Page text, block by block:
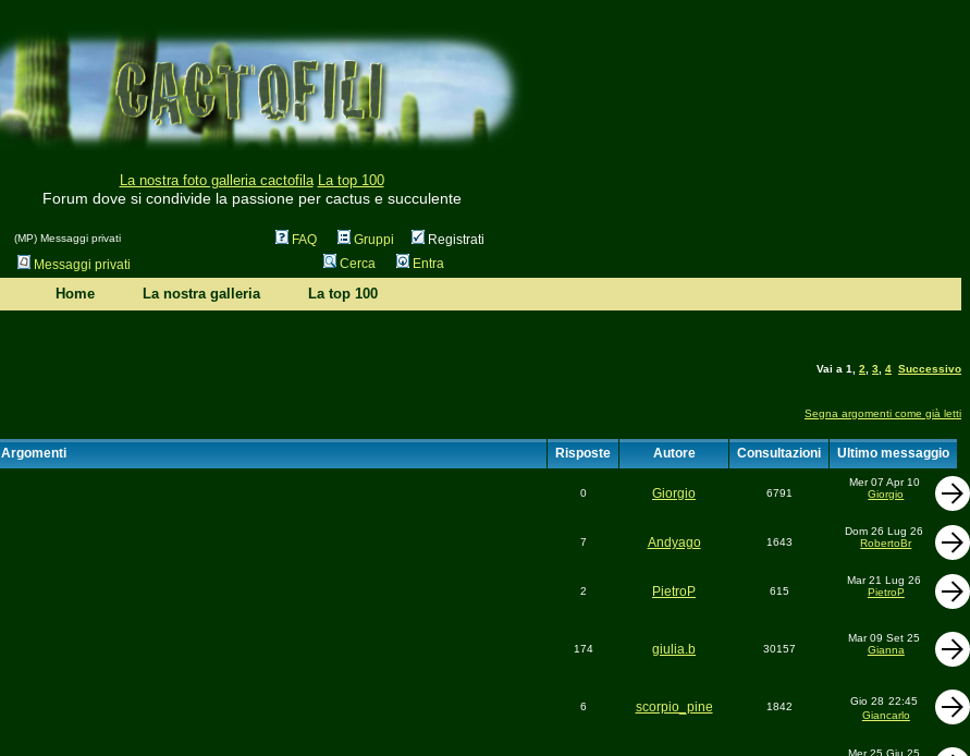
La nostra foto galleria cactofila La top 100
Forum dove si condivide la passione per cactus e succulente
(MP) Messaggi privati FAQ Gruppi
Registrati
Messaggi privati
Cerca Entra
Home La nostra galleria La top 100
Vai a 1 2 3 4 Successivo
Segna argomenti come già letti
Argomenti Risposte Autore Consultazioni Ultimo messaggio
0 Giorgio 6791
Mer 07 Apr 10
Giorgio
7 Andyago 1643
Dom 26 Lug 26
RobertoBr
2 PietroP 615
Mar 21 Lug 26
PietroP
174 giulia.b 30157
Mar 09 Set 25
Gianna
6 scorpio_pine 1842 Gio 28 22:45
Giancarlo
Mer 25 Giu 25